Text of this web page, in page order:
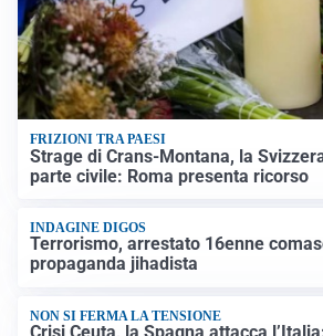
FRIZIONI TRA PAESI
Strage di Crans-Montana, la
parte civile: Roma presenta ricorso
INDAGINE DIGOS
Terrorismo, arrestato 16enne
propaganda jihadista
NON SI FERMA LA TENSIONE